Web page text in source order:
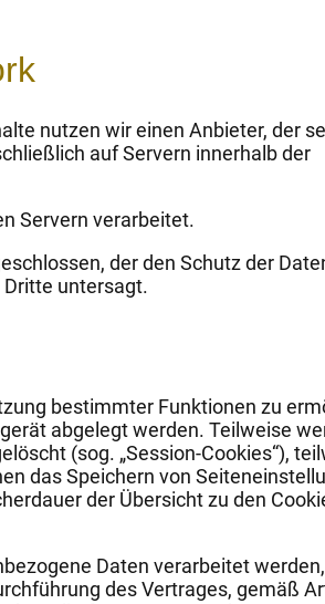
nutzen wir einen Anbieter, der
auf Servern innerhalb der
Servern verarbeitet.
der den Schutz der
untersagt.
bestimmter Funktionen zu
abgelegt werden. Teilweise
(sog. „Session-Cookies“),
das Speichern von
der Übersicht zu den
Daten verarbeitet
des Vertrages, gemäß